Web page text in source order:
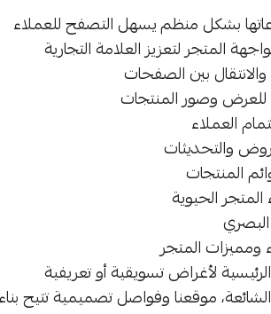
بشكل منظم يسهل التصفح للعملاء
المتجر لتعزيز العلامة التجارية
بين الصفحات
وصور المنتجات
العملاء
والتحديثات
المنتجات
الحيوية
ومميزات المتجر
لأغراض تسويقية أو تعريفية
موقعنا وفواصل تصميمية تتيح